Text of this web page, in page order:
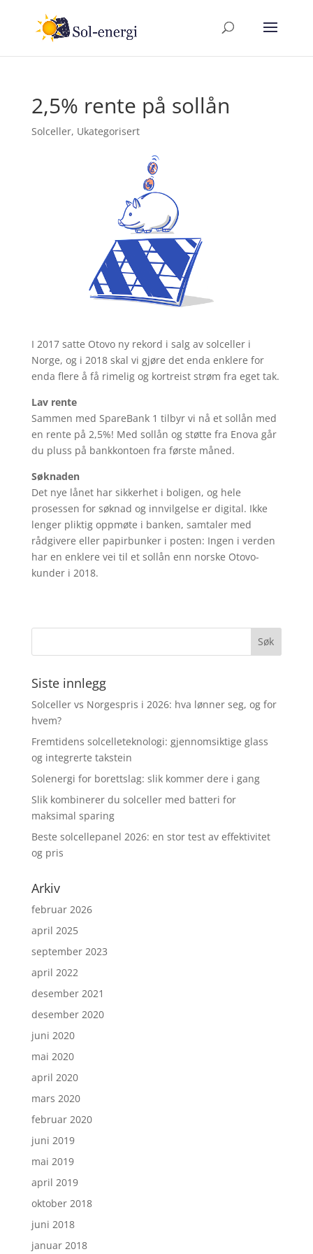
2,5% rente på sollån
Solceller, Ukategorisert
I 2017 satte Otovo ny rekord i salg av solceller i
Norge, og i 2018 skal vi gjøre det enda enklere for
enda flere å få rimelig og kortreist strøm fra eget tak.
Lav rente
Sammen med SpareBank 1 tilbyr vi nå et sollån med
en rente på 2,5%! Med sollån og støtte fra Enova går
du pluss på bankkontoen fra første måned.
Søknaden
Det nye lånet har sikkerhet i boligen, og hele
prosessen for søknad og innvilgelse er digital. Ikke
lenger pliktig oppmøte i banken, samtaler med
rådgivere eller papirbunker i posten: Ingen i verden
har en enklere vei til et sollån enn norske Otovo-
kunder i 2018.
Siste innlegg
Solceller vs Norgespris i 2026: hva lønner seg, og for
hvem?
Fremtidens solcelleteknologi: gjennomsiktige glass
og integrerte takstein
Solenergi for borettslag: slik kommer dere i gang
Slik kombinerer du solceller med batteri for
maksimal sparing
Beste solcellepanel 2026: en stor test av effektivitet
og pris
Arkiv
februar 2026
april 2025
september 2023
april 2022
desember 2021
desember 2020
juni 2020
mai 2020
april 2020
mars 2020
februar 2020
juni 2019
mai 2019
april 2019
oktober 2018
juni 2018
januar 2018